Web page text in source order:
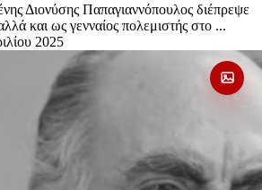
Διονύσης Παπαγιαννόπουλος διέπρεψε
και ως γενναίος πολεμιστής στο ...
2025